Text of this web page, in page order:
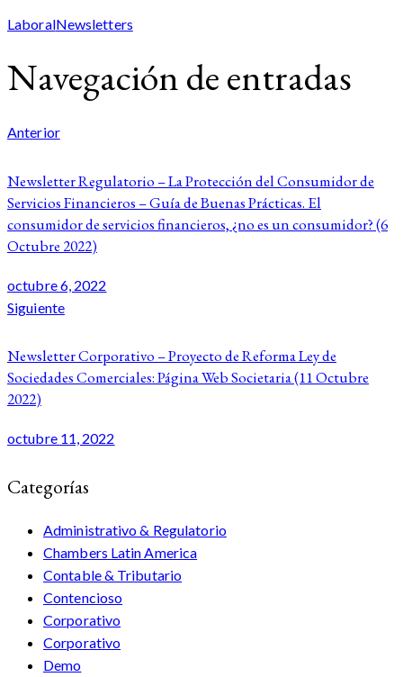
LaboralNewsletters
Navegación de entradas
Anterior
Newsletter Regulatorio – La Protección del Consumidor de
Servicios Financieros – Guía de Buenas Prácticas. El
consumidor de servicios financieros, ¿no es un consumidor? (6
Octubre 2022)
octubre 6, 2022
Siguiente
Newsletter Corporativo – Proyecto de Reforma Ley de
Sociedades Comerciales: Página Web Societaria (11 Octubre
2022)
octubre 11, 2022
Categorías
Administrativo & Regulatorio
Chambers Latin America
Contable & Tributario
Contencioso
Corporativo
Corporativo
Demo